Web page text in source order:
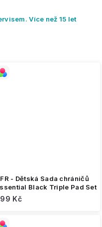
Více než 15 let
- Dětská Sada chráničů
Black Triple Pad Set
Kč